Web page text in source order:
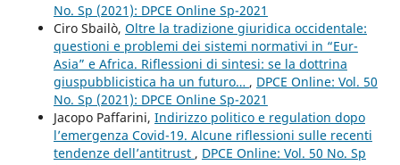
No. Sp (2021): DPCE Online Sp-2021
Ciro Sbailò, Oltre la tradizione giuridica occidentale:
questioni e problemi dei sistemi normativi in “Eur-
Asia” e Africa. Riflessioni di sintesi: se la dottrina
giuspubblicistica ha un futuro… , DPCE Online: Vol. 50
No. Sp (2021): DPCE Online Sp-2021
Jacopo Paffarini, Indirizzo politico e regulation dopo
l’emergenza Covid-19. Alcune riflessioni sulle recenti
tendenze dell’antitrust , DPCE Online: Vol. 50 No. Sp